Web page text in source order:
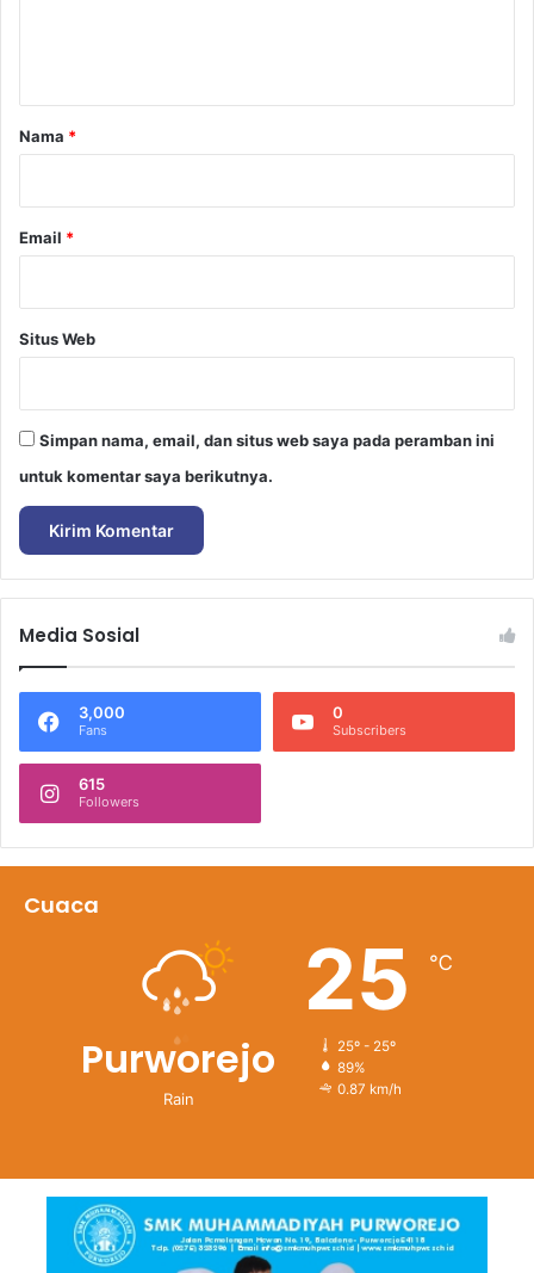
rNama *
Email *
Situs Web
Simpan nama, email, dan situs web saya pada peramban ini
untuk komentar saya berikutnya.
Media Sosial
3,000
Fans
0
Subscribers
615
Followers
Cuaca
Purworejo
Rain
25 ℃
25º - 25º
89%
0.87 km/h